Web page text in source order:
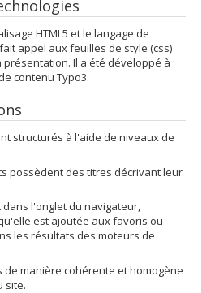
HTML5 et le langage de
appel aux feuilles de style (css)
Il a été développé à
contenu Typo3.
structurés à l'aide de niveaux de
possèdent des titres décrivant leur
l'onglet du navigateur,
est ajoutée aux favoris ou
les résultats des moteurs de
de manière cohérente et homogène
site.